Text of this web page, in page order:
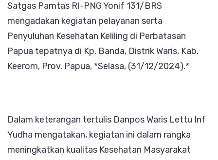
Satgas Pamtas RI-PNG Yonif 131/BRS
mengadakan kegiatan pelayanan serta
Penyuluhan Kesehatan Keliling di Perbatasan
Papua tepatnya di Kp. Banda, Distrik Waris, Kab.
Keerom, Prov. Papua, *Selasa, (31/12/2024).*
Dalam keterangan tertulis Danpos Waris Lettu Inf
Yudha mengatakan, kegiatan ini dalam rangka
meningkatkan kualitas Kesehatan Masyarakat